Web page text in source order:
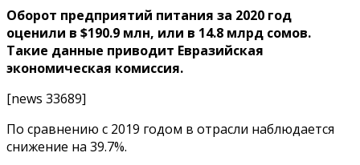
Оборот предприятий питания за 2020 год
оценили в $190.9 млн, или в 14.8 млрд сомов.
Такие данные приводит Евразийская
экономическая комиссия.
[news 33689]
По сравнению с 2019 годом в отрасли наблюдается
снижение на 39.7%.